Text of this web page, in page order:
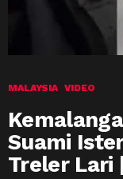
MALAYSIA VIDEO
Suami
Treler Lari